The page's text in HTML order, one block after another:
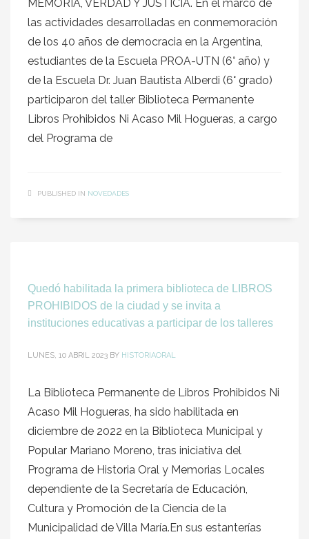
MEMORIA, VERDAD Y JUSTICIA. En el marco de
las actividades desarrolladas en conmemoración
de los 40 años de democracia en la Argentina,
estudiantes de la Escuela PROA-UTN (6° año) y
de la Escuela Dr. Juan Bautista Alberdi (6° grado)
participaron del taller Biblioteca Permanente
Libros Prohibidos Ni Acaso Mil Hogueras, a cargo
del Programa de
PUBLISHED IN NOVEDADES
Quedó habilitada la primera biblioteca de LIBROS
PROHIBIDOS de la ciudad y se invita a
instituciones educativas a participar de los talleres
LUNES, 10 ABRIL 2023 BY HISTORIAORAL
La Biblioteca Permanente de Libros Prohibidos Ni
Acaso Mil Hogueras, ha sido habilitada en
diciembre de 2022 en la Biblioteca Municipal y
Popular Mariano Moreno, tras iniciativa del
Programa de Historia Oral y Memorias Locales
dependiente de la Secretaría de Educación,
Cultura y Promoción de la Ciencia de la
Municipalidad de Villa María.En sus estanterías